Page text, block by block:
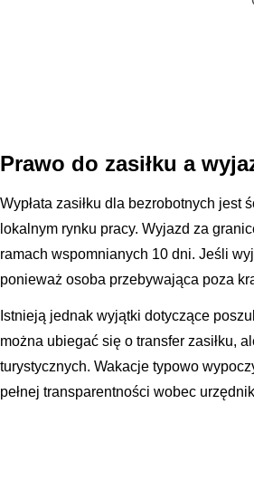
Prawo do zasiłku a
Wypłata zasiłku dla bezrobotnych
lokalnym rynku pracy. Wyjazd za
ramach wspomnianych 10 dni. Jeśli
ponieważ osoba przebywająca poza
Istnieją jednak wyjątki dotyczące
można ubiegać się o transfer zasiłku,
turystycznych. Wakacje typowo
pełnej transparentności wobec